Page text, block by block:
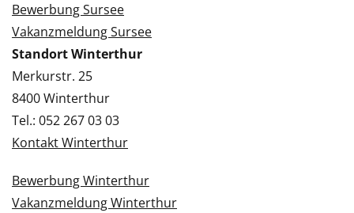
Bewerbung Sursee
Vakanzmeldung Sursee
Standort Winterthur
Merkurstr. 25
8400 Winterthur
Tel.: 052 267 03 03
Kontakt Winterthur
Bewerbung Winterthur
Vakanzmeldung Winterthur